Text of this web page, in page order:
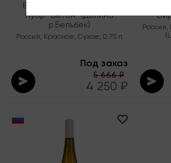
Вино Олег Репин Пино
Нуар "Бетон" (Долина
р.Бельбек)
Россия, Красное,Сухое,0.75 л
Под заказ
5 666 ₽
4 250 ₽
Вино
Россия,